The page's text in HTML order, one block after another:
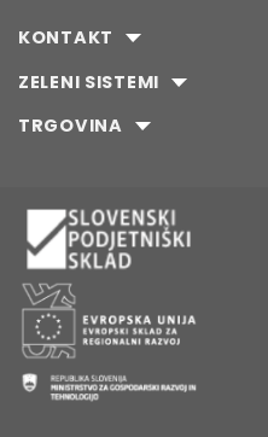
KONTAKT
ZELENI SISTEMI
TRGOVINA